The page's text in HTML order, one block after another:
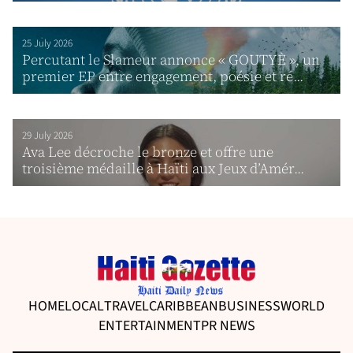
25 July 2026
Percutant le Slameur annonce « GOUTYÈ », un
premier EP entre engagement, poésie et ré...
29 July 2026
Ava Lee décroche le bronze et offre une
troisième médaille à Haïti aux Jeux d’Amér...
HOMELOCALTRAVELCARIBBEANBUSINESSWORLD
ENTERTAINMENTPR NEWS